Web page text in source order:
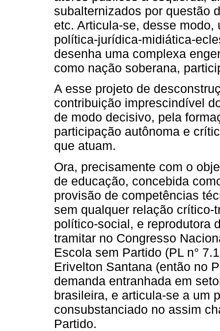
subalternizados por questão
etc. Articula-se, desse
política-jurídica-midiática-
desenha uma complexa
como nação soberana,
A esse projeto de
contribuição imprescindível
de modo decisivo, pela
participação autônoma e
que atuam.
Ora, precisamente com o
de educação, concebida
provisão de competências
sem qualquer relação
político-social, e reprodutora
tramitar no Congresso
Escola sem Partido (PL n°
Erivelton Santana (então no
demanda entranhada em
brasileira, e articula-se a um
consubstanciado no assim
Partido.